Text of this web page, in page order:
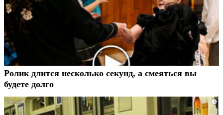
Ролик длится несколько секунд, а смеяться вы
будете долго
i